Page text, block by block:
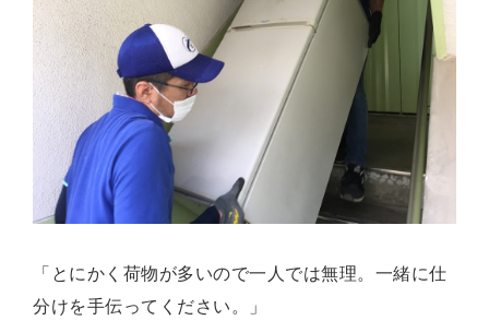
「とにかく荷物が多いので一人では無理。一緒に仕
分けを手伝ってください。」